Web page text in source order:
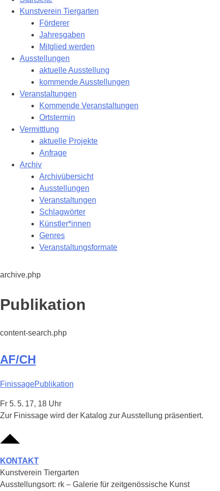
Kunstverein Tiergarten
Förderer
Jahresgaben
Mitglied werden
Ausstellungen
aktuelle Ausstellung
kommende Ausstellungen
Veranstaltungen
Kommende Veranstaltungen
Ortstermin
Vermittlung
aktuelle Projekte
Anfrage
Archiv
Archivübersicht
Ausstellungen
Veranstaltungen
Schlagwörter
Künstler*innen
Genres
Veranstaltungsformate
archive.php
Kategorie:
Publikation
content-search.php
AF/CH
FinissagePublikation
Fr 5. 5. 17, 18 Uhr
Zur Finissage wird der Katalog zur Ausstellung präsentiert.
KONTAKT
Kunstverein Tiergarten
Ausstellungsort: rk – Galerie für zeitgenössische Kunst